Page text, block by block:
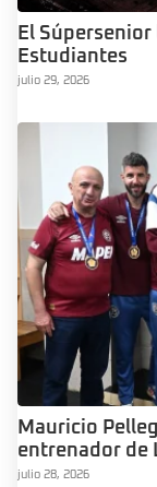
El
Estudiantes
julio 29, 2026
Mauricio
entrenador de
julio 28, 2026